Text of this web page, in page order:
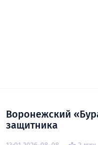
Воронежский
защитника